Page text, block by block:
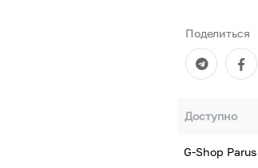
Поделиться
Доступно
G-Shop Parus